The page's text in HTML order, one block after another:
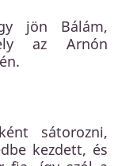
jön Bálám,
az Arnón
sátorozni,
kezdett, és